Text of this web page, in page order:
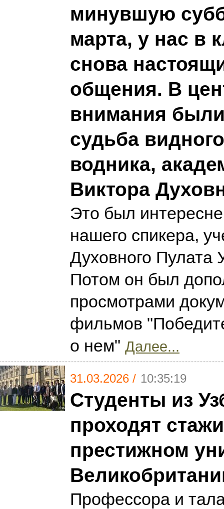
минувшую
марта, у нас в
снова
общения. В
внимания
судьба
водника,
Виктора
Это был
нашего спикера,
Духовного Пулата
Потом он был
просмотрами
фильмов
о нем" Далее...
31.03.2026 / 10:35:19
Студенты из
проходят
престижном
Профессора и